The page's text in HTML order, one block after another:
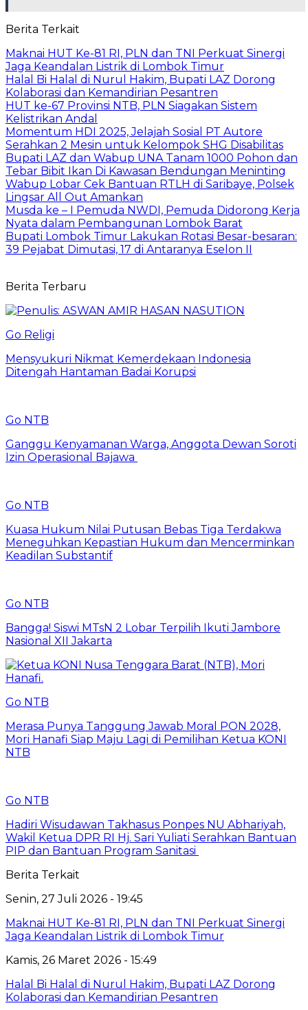
Berita Terkait
Maknai HUT Ke-81 RI, PLN dan TNI Perkuat Sinergi
Jaga Keandalan Listrik di Lombok Timur
Halal Bi Halal di Nurul Hakim, Bupati LAZ Dorong
Kolaborasi dan Kemandirian Pesantren
HUT ke-67 Provinsi NTB, PLN Siagakan Sistem
Kelistrikan Andal
Momentum HDI 2025, Jelajah Sosial PT Autore
Serahkan 2 Mesin untuk Kelompok SHG Disabilitas
Bupati LAZ dan Wabup UNA Tanam 1000 Pohon dan
Tebar Bibit Ikan Di Kawasan Bendungan Meninting
Wabup Lobar Cek Bantuan RTLH di Saribaye, Polsek
Lingsar All Out Amankan
Musda ke – I Pemuda NWDI, Pemuda Didorong Kerja
Nyata dalam Pembangunan Lombok Barat
Bupati Lombok Timur Lakukan Rotasi Besar-besaran:
39 Pejabat Dimutasi, 17 di Antaranya Eselon II
Berita Terbaru
Go Religi
Mensyukuri Nikmat Kemerdekaan Indonesia
Ditengah Hantaman Badai Korupsi
Go NTB
Ganggu Kenyamanan Warga, Anggota Dewan Soroti
Izin Operasional Bajawa
Go NTB
Kuasa Hukum Nilai Putusan Bebas Tiga Terdakwa
Meneguhkan Kepastian Hukum dan Mencerminkan
Keadilan Substantif
Go NTB
Bangga! Siswi MTsN 2 Lobar Terpilih Ikuti Jambore
Nasional XII Jakarta
Go NTB
Merasa Punya Tanggung Jawab Moral PON 2028,
Mori Hanafi Siap Maju Lagi di Pemilihan Ketua KONI
NTB
Go NTB
Hadiri Wisudawan Takhasus Ponpes NU Abhariyah,
Wakil Ketua DPR RI Hj. Sari Yuliati Serahkan Bantuan
PIP dan Bantuan Program Sanitasi
Berita Terkait
Senin, 27 Juli 2026 - 19:45
Maknai HUT Ke-81 RI, PLN dan TNI Perkuat Sinergi
Jaga Keandalan Listrik di Lombok Timur
Kamis, 26 Maret 2026 - 15:49
Halal Bi Halal di Nurul Hakim, Bupati LAZ Dorong
Kolaborasi dan Kemandirian Pesantren